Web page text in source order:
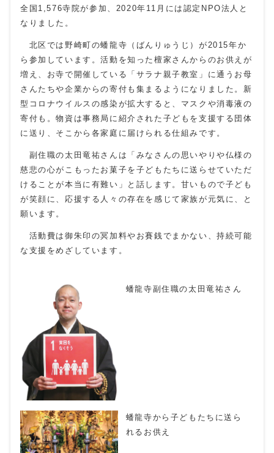
全国1,576寺院が参加、2020年11月には認定NPO法人と
なりました。
北区では野崎町の蟠龍寺（ばんりゅうじ）が2015年か
ら参加しています。活動を知った檀家さんからのお供えが
増え、お寺で開催している「サラナ親子教室」に通うお母
さんたちや企業からの寄付も集まるようになりました。新
型コロナウイルスの感染が拡大すると、マスクや消毒液の
寄付も。物資は事務局に紹介された子どもを支援する団体
に送り、そこから各家庭に届けられる仕組みです。
副住職の太田竜祐さんは「みなさんの思いやりや仏様の
慈悲の心がこもったお菓子を子どもたちに送らせていただ
けることが本当に有難い」と話します。甘いもので子ども
が笑顔に、応援する人々の存在を感じて家族が元気に、と
願います。
活動費は御朱印の冥加料やお賽銭でまかない、持続可能
な支援をめざしています。
蟠龍寺副住職の太田竜祐さん
蟠龍寺から子どもたちに送ら
れるお供え